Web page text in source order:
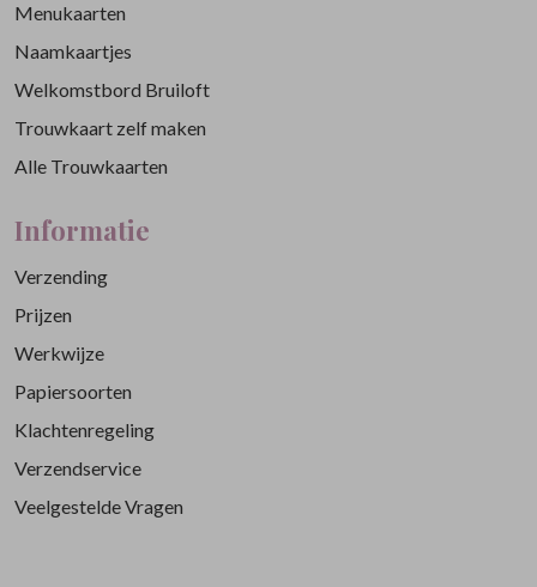
Menukaarten
Naamkaartjes
Welkomstbord Bruiloft
Trouwkaart zelf maken
Alle Trouwkaarten
Informatie
Verzending
Prijzen
Werkwijze
Papiersoorten
Klachtenregeling
Verzendservice
Veelgestelde Vragen